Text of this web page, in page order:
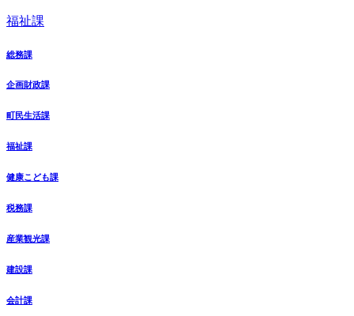
福祉課
総務課
企画財政課
町民生活課
福祉課
健康こども課
税務課
産業観光課
建設課
会計課